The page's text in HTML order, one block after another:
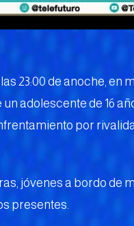
23:00 de anoche, en
adolescente de 16
por
jóvenes a bordo de
presentes.